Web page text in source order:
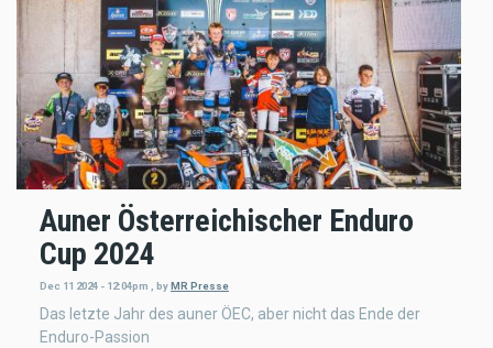
Auner Österreichischer Enduro
Cup 2024
Dec 11 2024 - 12:04pm , by MR Presse
Das letzte Jahr des auner ÖEC, aber nicht das Ende der
Enduro-Passion